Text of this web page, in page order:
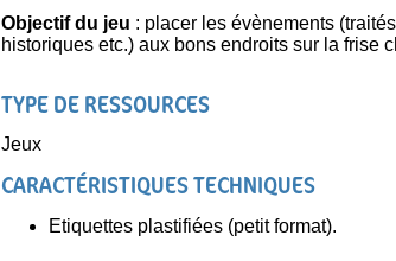
Objectif du jeu : placer les évènements
historiques etc.) aux bons endroits sur la frise
TYPE DE RESSOURCES
Jeux
CARACTÉRISTIQUES TECHNIQUES
Etiquettes plastifiées (petit format).